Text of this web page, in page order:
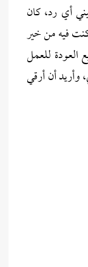
أي رد، كان
فيه من خير
العودة للعمل
وأريد أن أرقي